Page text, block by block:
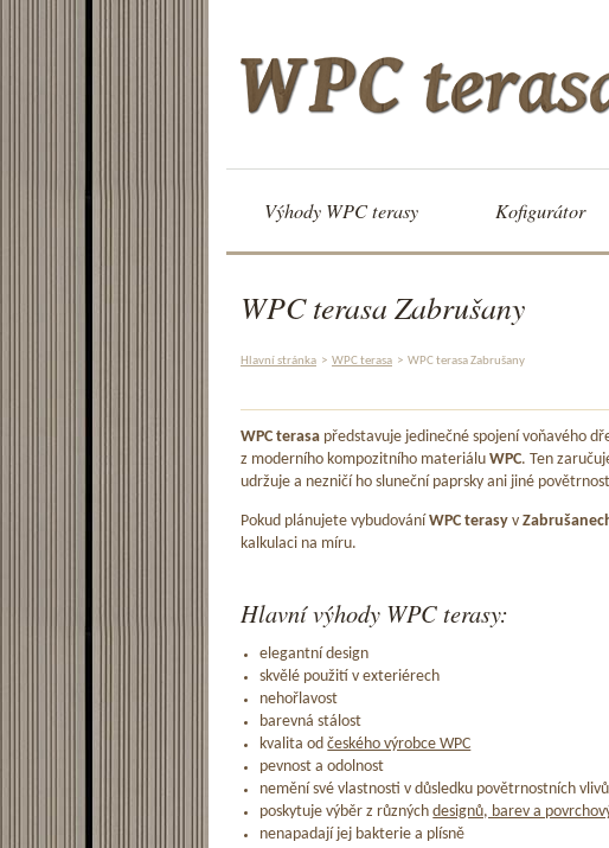
Výhody WPC terasy Kofigurátor
WPC terasa Zabrušany
Hlavní stránka > WPC terasa > WPC terasa Zabrušany
WPC terasa představuje jedinečné spojení voňavého
z moderního kompozitního materiálu WPC. Ten
udržuje a nezničí ho sluneční paprsky ani jiné
Pokud plánujete vybudování WPC terasy v
kalkulaci na míru.
Hlavní výhody WPC terasy:
elegantní design
skvělé použití v exteriérech
nehořlavost
barevná stálost
kvalita odčeského výrobce WPC
pevnost a odolnost
nemění své vlastnosti v důsledku povětrnostních vlivů
poskytuje výběr z různýchdesignů, barev a
nenapadají jej bakterie a plísně